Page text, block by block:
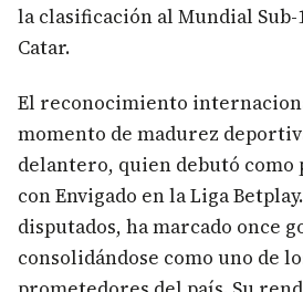
la clasificación al Mundial Sub-
Catar.
El reconocimiento
momento de madurez
delantero, quien debutó como
con Envigado en la Liga
disputados, ha marcado once
consolidándose como uno de